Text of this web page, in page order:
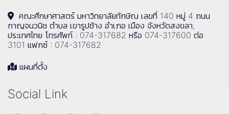
คณะศึกษาศาสตร์ มหาวิทยาลัยทักษิณ เลขที่ 140 หมู่ 4 ถนน
กาญจนวนิช ตำบล เขารูปช้าง อำเภอ เมือง จังหวัดสงขลา,
ประเทศไทย โทรศัพท์ : 074-317682 หรือ 074-317600 ต่อ
3101 แฟกซ์ : 074-317682
แผนที่ตั้ง
Social Link